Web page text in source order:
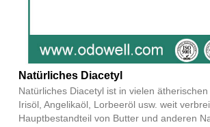
Natürliches Diacetyl
Natürliches Diacetyl ist in vielen
Irisöl, Angelikaöl, Lorbeeröl usw. weit
Hauptbestandteil von Butter und anderen